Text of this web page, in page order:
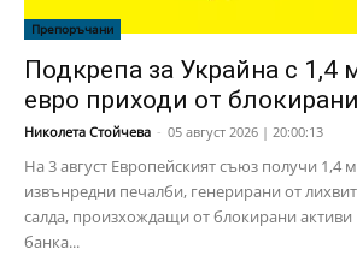
Препоръчани
Подкрепа за Украйна с 1,4
евро приходи от
Николета Стойчева - 05 август 2026 | 20:00:13
На 3 август Европейският съюз получи 1,4
извънредни печалби, генерирани от
салда, произхождащи от блокирани активи
банка...